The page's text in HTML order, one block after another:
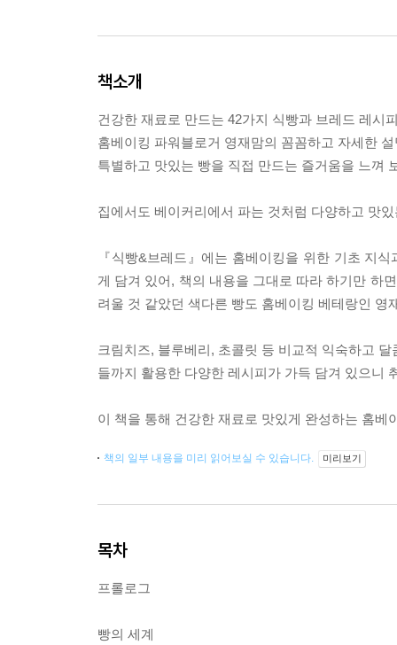
책소개
건강한 재료로 만드는 42가지 식빵과 브레드 레시
홈베이킹 파워블로거 영재맘의 꼼꼼하고 자세한
특별하고 맛있는 빵을 직접 만드는 즐거움을 느껴
집에서도 베이커리에서 파는 것처럼 다양하고 맛
『식빵&브레드』에는 홈베이킹을 위한 기초 지
게 담겨 있어, 책의 내용을 그대로 따라 하기만 하
려울 것 같았던 색다른 빵도 홈베이킹 베테랑인
크림치즈, 블루베리, 초콜릿 등 비교적 익숙하고
들까지 활용한 다양한 레시피가 가득 담겨 있으니
이 책을 통해 건강한 재료로 맛있게 완성하는 홈베
책의 일부 내용을 미리 읽어보실 수 있습니다. 미리보기
목차
프롤로그
빵의 세계